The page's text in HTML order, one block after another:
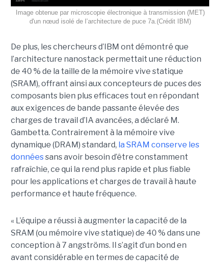
Image obtenue par microscopie électronique à transmission (MET)
d'un nœud isolé de l’architecture de puce 7a.(Crédit IBM)
De plus, les chercheurs d’IBM ont démontré que
l’architecture nanostack permettait une réduction
de 40 % de la taille de la mémoire vive statique
(SRAM), offrant ainsi aux concepteurs de puces des
composants bien plus efficaces tout en répondant
aux exigences de bande passante élevée des
charges de travail d’IA avancées, a déclaré M.
Gambetta. Contrairement à la mémoire vive
dynamique (DRAM) standard, la SRAM conserve les
donnéessans avoir besoin d’être constamment
rafraîchie, ce qui la rend plus rapide et plus fiable
pour les applications et charges de travail à haute
performance et haute fréquence.
« L’équipe a réussi à augmenter la capacité de la
SRAM (ou mémoire vive statique) de 40 % dans une
conception à 7 angströms. Il s’agit d’un bond en
avant considérable en termes de capacité de